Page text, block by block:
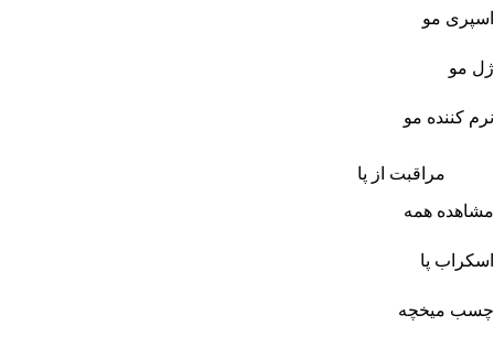
اسپری مو
ژل مو
نرم کننده مو
مراقبت از پا
مشاهده همه
اسکراب پا
چسب میخچه